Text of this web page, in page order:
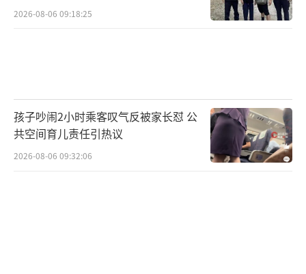
2026-08-06 09:18:25
孩子吵闹2小时乘客叹气反被家长怼 公
共空间育儿责任引热议
2026-08-06 09:32:06